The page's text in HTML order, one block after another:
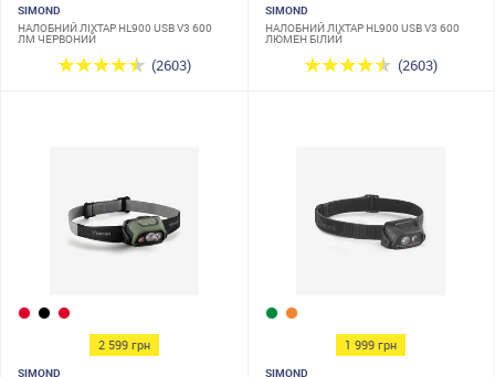
SIMOND
НАЛОБНИЙ ЛІХТАР HL900 USB V3 600
ЛМ ЧЕРВОНИЙ
(2603)
SIMOND
НАЛОБНИЙ ЛІХТАР HL900 USB V3 600
ЛЮМЕН БІЛИЙ
(2603)
2 599 грн
SIMOND
1 999 грн
SIMOND